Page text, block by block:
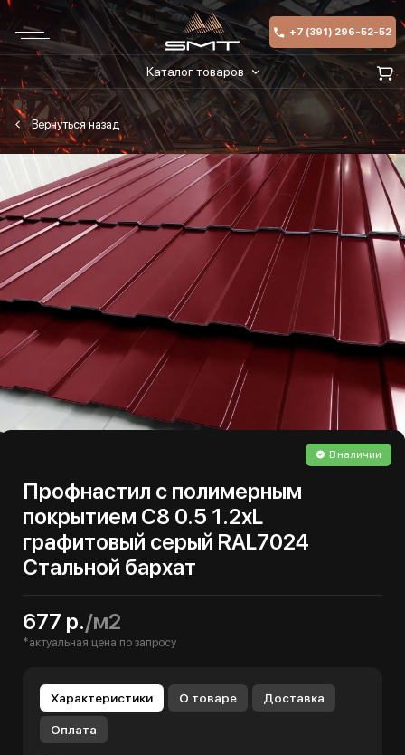
+7 (391) 296-52-52
Каталог товаров
В наличии
Профнастил с полимерным
покрытием С8 0.5 1.2хL
графитовый серый RAL7024
Стальной бархат
677 р./м2
*актуальная цена по запросу
Характеристики О товаре Доставка
Оплата